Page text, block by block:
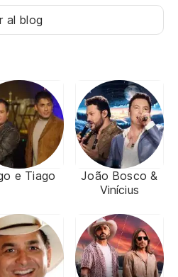
al blog
e Tiago
João Bosco &
Vinícius